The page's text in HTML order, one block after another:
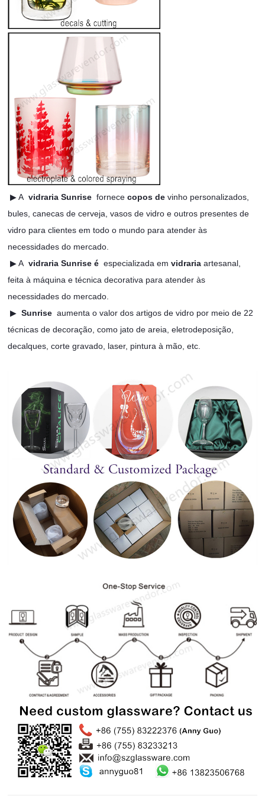
▶ Avidraria Sunrise fornececopos de vinho personalizados,
bules, canecas de cerveja, vasos de vidro e outros presentes de
vidro para clientes em todo o mundo para atender às
necessidades do mercado.
▶ Avidraria Sunrise é especializada emvidraria artesanal,
feita à máquina e técnica decorativa para atender às
necessidades do mercado.
▶Sunrise aumenta o valor dos artigos de vidro por meio de 22
técnicas de decoração, como jato de areia, eletrodeposição,
decalques, corte gravado, laser, pintura à mão, etc.